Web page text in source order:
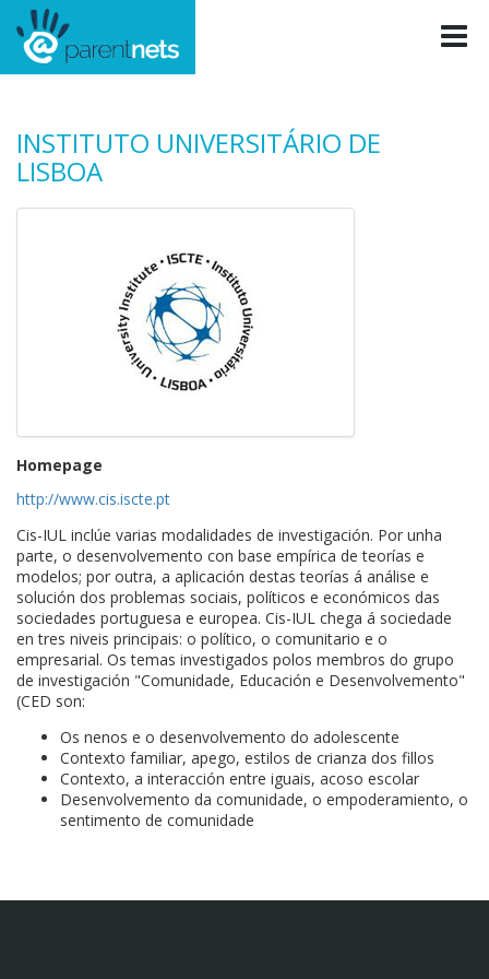
INSTITUTO UNIVERSITÁRIO DE
LISBOA
Homepage
http://www.cis.iscte.pt
Cis-IUL inclúe varias modalidades de investigación. Por unha
parte, o desenvolvemento con base empírica de teorías e
modelos; por outra, a aplicación destas teorías á análise e
solución dos problemas sociais, políticos e económicos das
sociedades portuguesa e europea. Cis-IUL chega á sociedade
en tres niveis principais: o político, o comunitario e o
empresarial. Os temas investigados polos membros do grupo
de investigación "Comunidade, Educación e Desenvolvemento"
(CED son:
Os nenos e o desenvolvemento do adolescente
Contexto familiar, apego, estilos de crianza dos fillos
Contexto, a interacción entre iguais, acoso escolar
Desenvolvemento da comunidade, o empoderamiento, o
sentimento de comunidade